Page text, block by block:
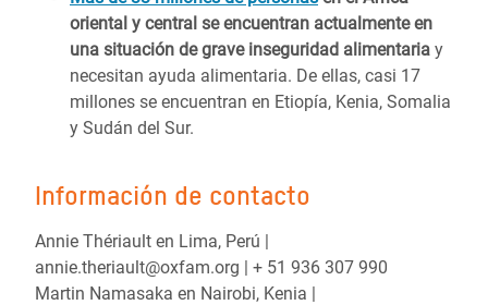
oriental y central se encuentran actualmente en
una situación de grave inseguridad alimentaria y
necesitan ayuda alimentaria. De ellas, casi 17
millones se encuentran en Etiopía, Kenia, Somalia
y Sudán del Sur.
Información de contacto
Annie Thériault en Lima, Perú |
annie.theriault@oxfam.org | + 51 936 307 990
Martin Namasaka en Nairobi, Kenia |